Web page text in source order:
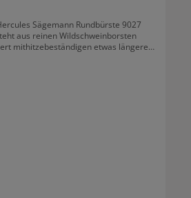
Sägemann Rundbürste 9027
aus reinen Wildschweinborsten
mithitzebeständigen etwas längeren